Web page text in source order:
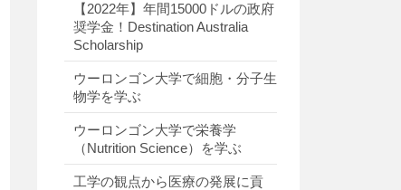
【2022年】年間15000ドルの政府
奨学金！Destination Australia
Scholarship
ウーロンゴン大学で細胞・分子生
物学を学ぶ
ウーロンゴン大学で栄養学
（Nutrition Science）を学ぶ
工学の観点から医療の発展に貢